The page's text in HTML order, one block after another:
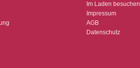
Im Laden besuchen
Impressum
AGB
Datenschutz